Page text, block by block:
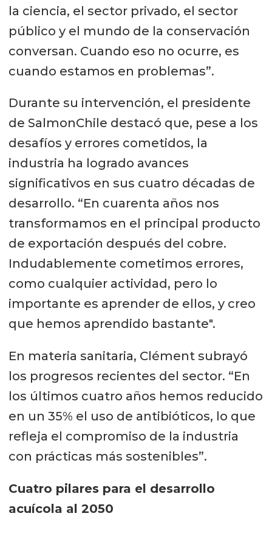
la ciencia, el sector privado, el sector
público y el mundo de la conservación
conversan. Cuando eso no ocurre, es
cuando estamos en problemas”.
Durante su intervención, el presidente
de SalmonChile destacó que, pese a los
desafíos y errores cometidos, la
industria ha logrado avances
significativos en sus cuatro décadas de
desarrollo. “En cuarenta años nos
transformamos en el principal producto
de exportación después del cobre.
Indudablemente cometimos errores,
como cualquier actividad, pero lo
importante es aprender de ellos, y creo
que hemos aprendido bastante".
En materia sanitaria, Clément subrayó
los progresos recientes del sector. “En
los últimos cuatro años hemos reducido
en un 35% el uso de antibióticos, lo que
refleja el compromiso de la industria
con prácticas más sostenibles”.
Cuatro pilares para el desarrollo
acuícola al 2050